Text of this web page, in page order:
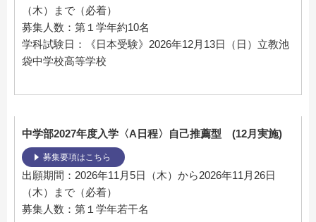
（木）まで（必着）
募集人数：第１学年約10名
学科試験日：《日本受験》2026年12月13日（日）立教池
袋中学校高等学校
中学部2027年度入学〈A日程〉自己推薦型 (12月実施)
募集要項はこちら
出願期間：2026年11月5日（木）から2026年11月26日
（木）まで（必着）
募集人数：第１学年若干名